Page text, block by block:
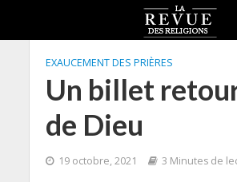
EXAUCEMENT DES PRIÈRES
Un billet
de Dieu
19 octobre, 2021 3 Minutes de